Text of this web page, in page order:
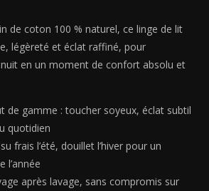
de coton 100 % naturel, ce linge de lit
légèreté et éclat raffiné, pour
en un moment de confort absolu et
de gamme : toucher soyeux, éclat subtil
quotidien
frais l’été, douillet l’hiver pour un
l’année
après lavage, sans compromis sur